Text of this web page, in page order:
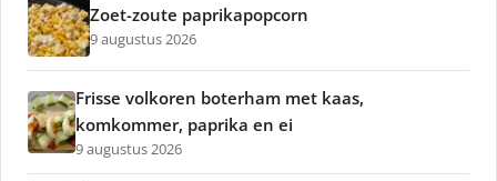
Zoet-zoute paprikapopcorn
9 augustus 2026
Frisse volkoren boterham met kaas,
komkommer, paprika en ei
9 augustus 2026